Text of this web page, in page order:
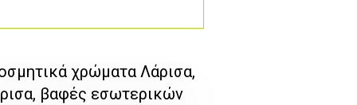
χρώματα Λάρισα,
βαφές εσωτερικών